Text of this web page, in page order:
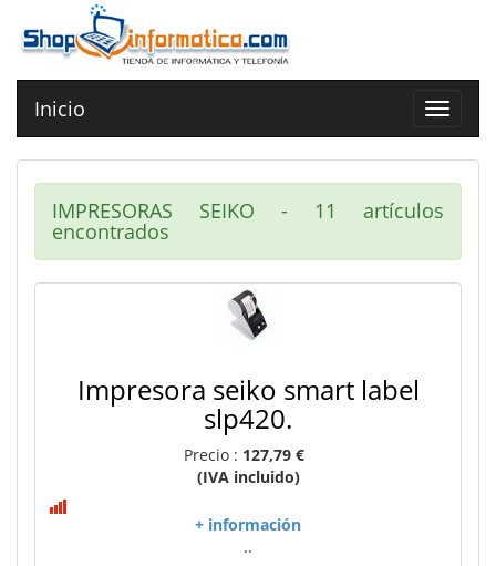
Toggle
Inicio
IMPRESORAS SEIKO - 11 artículos
encontrados
Impresora seiko smart label
slp420.
Precio : 127,79 €
(IVA incluido)
+ información
..